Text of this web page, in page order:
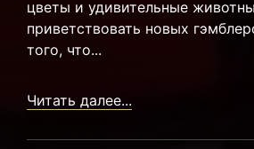
цветы и удивительные
приветствовать новых
того, что...
Читать далее...